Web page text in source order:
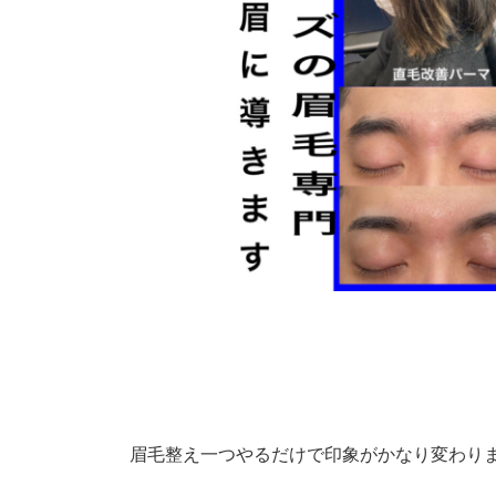
眉毛整え一つやるだけで印象がかなり変わり